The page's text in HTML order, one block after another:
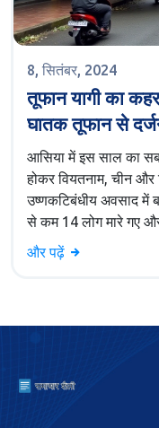
8, सितंबर, 2024
तूफान यागी का
घातक तूफान से
आसिया में इस साल का
होकर वियतनाम, चीन
उष्णकटिबंधीय अवसाद में
से कम 14 लोग मारे गए
चुके हैं। तूफान ने व्यापक
प्रभावित किया है।
और पढ़ें